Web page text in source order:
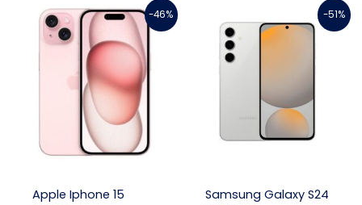
-46%
Apple Iphone 15
O
preço
original
era:
R$ 8.099,00.
O
preço
atual
é:
R$ 4.399,00.
-51%
Samsung Galaxy S24
preço
original
era:
preço
atual
é: